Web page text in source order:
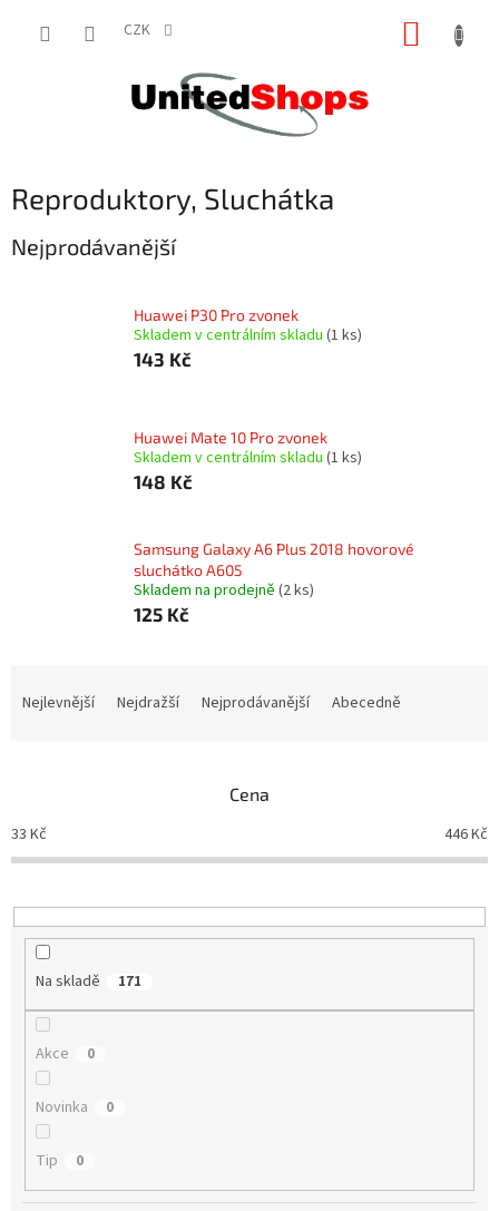
CZK
Reproduktory, Sluchátka
Nejprodávanější
Huawei P30 Pro zvonek
Skladem v centrálním skladu (1 ks)
143 Kč
Huawei Mate 10 Pro zvonek
Skladem v centrálním skladu (1 ks)
148 Kč
Samsung Galaxy A6 Plus 2018 hovorové
sluchátko A605
Skladem na prodejně (2 ks)
125 Kč
p
u
Nejlevnější Nejdražší Nejprodávanější Abecedně
Cena
33 Kč 446Kč
Na skladě 171
Akce 0
Novinka 0
Tip 0